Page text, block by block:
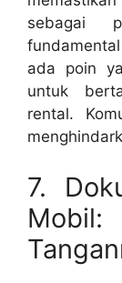
sebagai
ada poin
untuk
rental.
7.